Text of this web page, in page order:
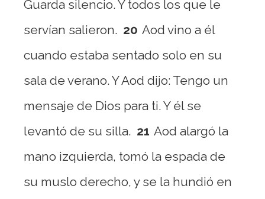
Guarda silencio. Y todos los que le
servían salieron. 20 Aod vino a él
cuando estaba sentado solo en su
sala de verano. Y Aod dijo: Tengo un
mensaje de Dios para ti. Y él se
levantó de su silla. 21 Aod alargó la
mano izquierda, tomó la espada de
su muslo derecho, y se la hundió en